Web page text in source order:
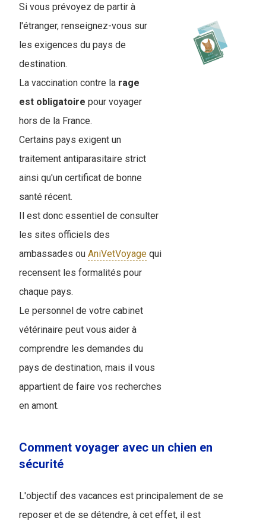
Si vous prévoyez de partir à
l'étranger, renseignez-vous sur
les exigences du pays de
destination.
La vaccination contre la rage
est obligatoire pour voyager
hors de la France.
Certains pays exigent un
traitement antiparasitaire strict
ainsi qu'un certificat de bonne
santé récent.
Il est donc essentiel de consulter
les sites officiels des
ambassades ou AniVetVoyage qui
recensent les formalités pour
chaque pays.
Le personnel de votre cabinet
vétérinaire peut vous aider à
comprendre les demandes du
pays de destination, mais il vous
appartient de faire vos recherches
en amont.
Comment voyager avec un chien en
sécurité
L'objectif des vacances est principalement de se
reposer et de se détendre, à cet effet, il est